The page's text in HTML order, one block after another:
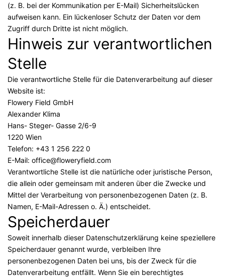
(z. B. bei der Kommunikation per E-Mail) Sicherheitslücken
aufweisen kann. Ein lückenloser Schutz der Daten vor dem
Zugriff durch Dritte ist nicht möglich.
Hinweis zur verantwortlichen
Stelle
Die verantwortliche Stelle für die Datenverarbeitung auf dieser
Website ist:
Flowery Field GmbH
Alexander Klima
Hans- Steger- Gasse 2/6-9
1220 Wien
Telefon: +43 1 256 222 0
E-Mail: office@floweryfield.com
Verantwortliche Stelle ist die natürliche oder juristische Person,
die allein oder gemeinsam mit anderen über die Zwecke und
Mittel der Verarbeitung von personenbezogenen Daten (z. B.
Namen, E-Mail-Adressen o. Ä.) entscheidet.
Speicherdauer
Soweit innerhalb dieser Datenschutzerklärung keine speziellere
Speicherdauer genannt wurde, verbleiben Ihre
personenbezogenen Daten bei uns, bis der Zweck für die
Datenverarbeitung entfällt. Wenn Sie ein berechtigtes